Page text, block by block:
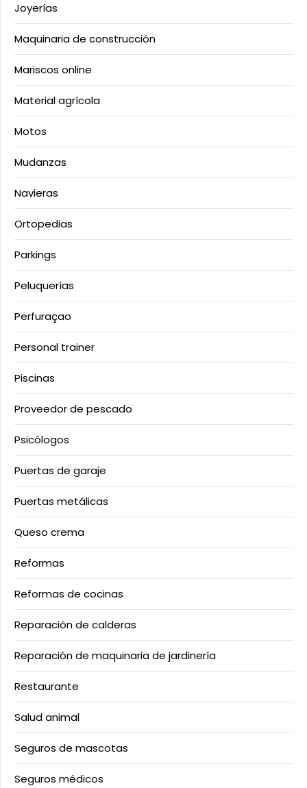
Joyerías
Maquinaria de construcción
Mariscos online
Material agrícola
Motos
Mudanzas
Navieras
Ortopedias
Parkings
Peluquerías
Perfuraçao
Personal trainer
Piscinas
Proveedor de pescado
Psicólogos
Puertas de garaje
Puertas metálicas
Queso crema
Reformas
Reformas de cocinas
Reparación de calderas
Reparación de maquinaria de jardinería
Restaurante
Salud animal
Seguros de mascotas
Seguros médicos